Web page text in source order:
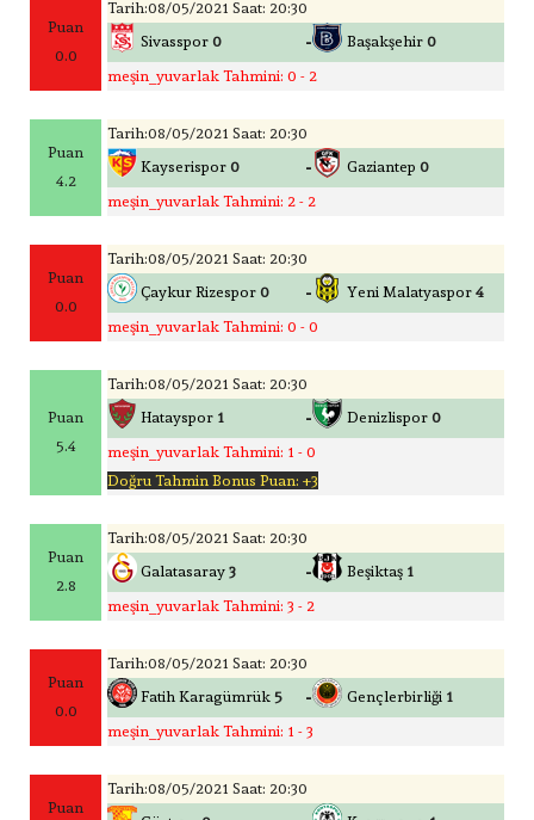
Puan
0.0
Tarih:08/05/2021 Saat: 20:30
Sivasspor 0 - Başakşehir 0
meşin_yuvarlak Tahmini: 0 - 2
Puan
4.2
Tarih:08/05/2021 Saat: 20:30
Kayserispor 0 - Gaziantep 0
meşin_yuvarlak Tahmini: 2 - 2
Puan
0.0
Tarih:08/05/2021 Saat: 20:30
Çaykur Rizespor 0 - Yeni Malatyaspor 4
meşin_yuvarlak Tahmini: 0 - 0
Puan
5.4
Tarih:08/05/2021 Saat: 20:30
Hatayspor 1 - Denizlispor 0
meşin_yuvarlak Tahmini: 1 - 0
Doğru Tahmin Bonus Puan: +3
Puan
2.8
Tarih:08/05/2021 Saat: 20:30
Galatasaray 3 - Beşiktaş 1
meşin_yuvarlak Tahmini: 3 - 2
Puan
0.0
Tarih:08/05/2021 Saat: 20:30
Fatih Karagümrük 5 - Gençlerbirliği 1
meşin_yuvarlak Tahmini: 1 - 3
Puan
Tarih:08/05/2021 Saat: 20:30